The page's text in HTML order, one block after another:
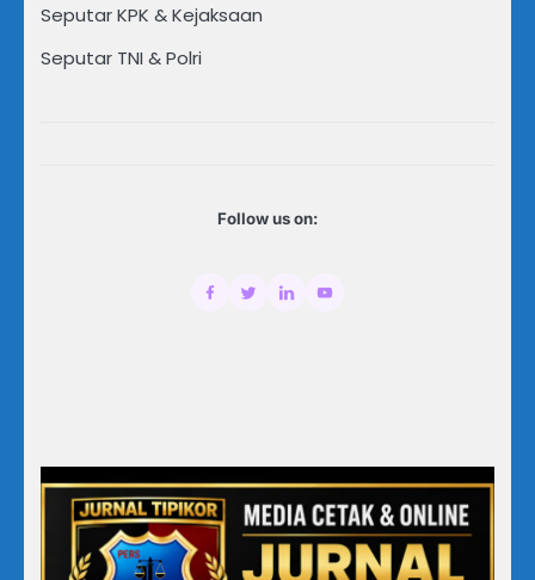
Seputar KPK & Kejaksaan
Seputar TNI & Polri
Follow us on: